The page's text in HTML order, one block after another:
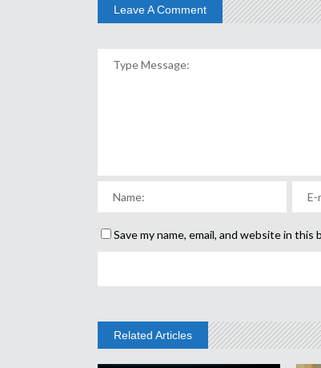
Leave A Comment
Save my name, email, and website in
Related Articles